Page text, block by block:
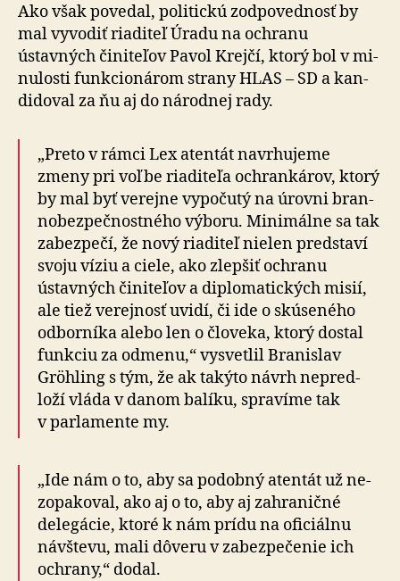
Ako však povedal, politickú zodpovednosť by
mal vyvodiť riaditeľ Úradu na ochranu
ústavných činiteľov Pavol Krejčí, ktorý bol v mi­
nu­losti funkcio­ná­rom strany HLAS – SD a kan­
di­do­val za ňu aj do ná­rod­nej rady.
„Preto v rámci Lex atentát navrhujeme
zmeny pri voľbe riaditeľa ochrankárov, ktorý
by mal byť verejne vypočutý na úrovni bran­
no­bez­peč­nostného výboru. Mini­málne sa tak
zabezpečí, že nový riaditeľ nielen predstaví
svoju víziu a ciele, ako zlepšiť ochranu
ústavných činiteľov a diplo­ma­tických misií,
ale tiež verejnosť uvidí, či ide o skú­se­ného
od­bor­níka alebo len o človeka, ktorý dostal
funkciu za odmenu,“ vysvetlil Branislav
Gröhling s tým, že ak takýto návrh ne­pred­
loží vláda v danom balíku, spra­víme tak
v par­la­men­te my.
„Ide nám o to, aby sa podobný atentát už ne­
zo­pa­ko­val, ako aj o to, aby aj zahraničné
delegácie, ktoré k nám prídu na oficiálnu
návštevu, mali dôveru v za­bez­pe­če­nie ich
ochrany,“ dodal.